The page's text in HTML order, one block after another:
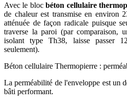
Avec le blocbéton cellulaire
de chaleur est transmise en environ
atténuée de façon radicale puisque
traverse la paroi (par comparaison,
isolant type Th38, laisse passer
seulement).
Béton cellulaire Thermopierre :
La perméabilité de l'enveloppe est un
bâti performant.